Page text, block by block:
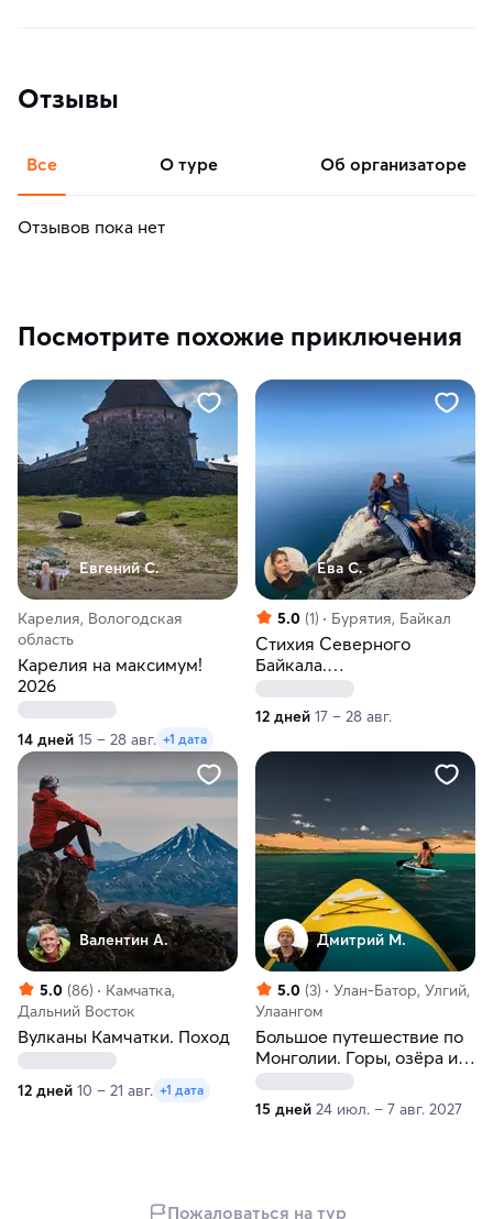
Отзывы
Все о туре об организаторе
Отзывов пока нет
Посмотрите похожие приключения
Евгений С.
Карелия, Вологодская
область
Карелия на максимум!
2026
14 дней 15 – 28 авг. +1 дата
Ева С.
5.0 (1) Бурятия, Байкал
Стихия Северного
Байкала.
Комбинированный тур на
катамаранах
12 дней 17 – 28 авг.
Валентин А.
5.0 (86)
Камчатка,
Дальний Восток
Вулканы Камчатки. Поход
12 дней 10 – 21 авг. +1 дата
Дмитрий М.
5.0 (3)
Улан-Батор, Улгий,
Улаангом
Большое путешествие по
Монголии. Горы, озёра и
пески
15 дней 24 июл. – 7 авг. 2027
Пожаловаться на тур